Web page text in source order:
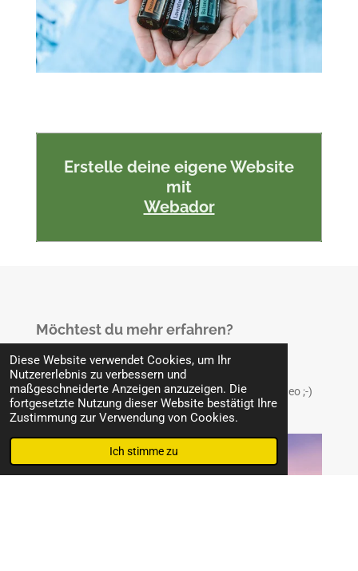
Diese Website verwendet Cookies, um Ihr
Nutzererlebnis zu verbessern und
maßgeschneiderte Anzeigen anzuzeigen. Die
fortgesetzte Nutzung dieser Website bestätigt Ihre
Zustimmung zur Verwendung von Cookies.
Ich stimme zu
Erstelle deine eigene Website
mit
Webador
Möchtest du mehr erfahren?
folge mir @simple_pure_nature (Instagram)
(im Aufbau)
im Moment gibt's mehr Wissen darüber auf @das_deo ;-)